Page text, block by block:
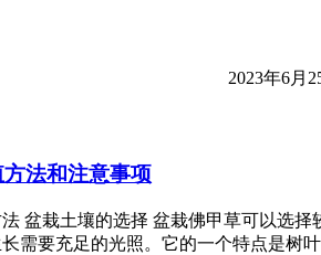
2023年6月
法和注意事项
盆栽土壤的选择 盆栽佛甲草可以选
需要充足的光照。它的一个特点是树